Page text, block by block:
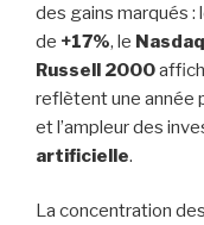
des gains marqués :
de +17%, le
Russell 2000
reflètent une année
et l’ampleur des
artificielle.
La concentration